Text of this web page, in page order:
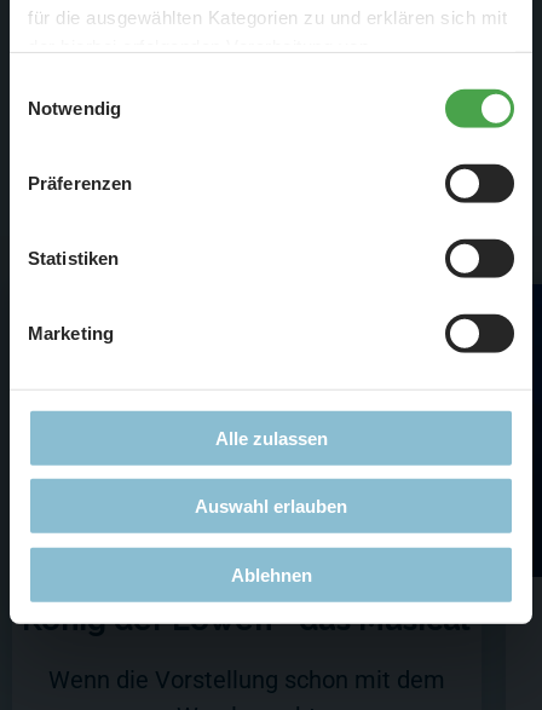
für die ausgewählten Kategorien zu und erklären sich mit
diese Einstellungen jederzeit über die Schaltfläche
zustimmen, beschränken wir uns auf die technisch
notwendigen Cookies. Weitere Informationen finden Sie in
Notwendig
Präferenzen
Statistiken
Marketing
Alle zulassen
Auswahl erlauben
Ablehnen
Externen Inhalt anzeigen und Cookies akzeptieren?
König der Löwen - das Musical
Wenn die Vorstellung schon mit dem